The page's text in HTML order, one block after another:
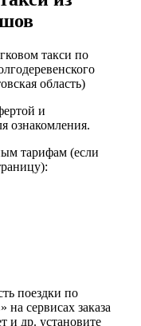
такси по
область)
и
ознакомления.
тарифам (если
поездки по
сервисах заказа
и др. установите